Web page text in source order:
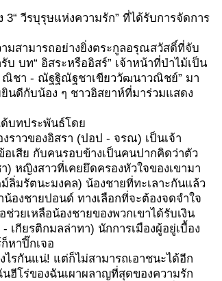
วีรบุรุษแห่งความรัก” ที่ได้รับการจัดการ
สามารถอย่างยิ่งตระกูลอรุณสวัสดิ์ที่จับ
บท“ อิสระหรืออิสร์” เจ้าหน้าที่ป่าไม้เป็น
ณิชา - ณัฐฐิณัฐชาเขียววัฒนาวณิชย์” มา
นดีกับน้อง ๆ ชาวอิสยาห์ที่มาร่วมแสดง
ด้บทประพันธ์โดย
ราวของอิสรา (ปอป - จรณ) เป็นเจ้า
เสีย กับคนรอบข้างเป็นคนปากคิดว่าตัว
หญิงสาวที่เคยยึดครองหัวใจของเขามา
ลิ่มรัตนะมงคล) น้องชายที่ทะเลาะกันแล้ว
องชายปอนด์ ทางเลือกที่จะต้องจดจำใจ
วยเหลือน้องชายของพวกเขาได้รับเงิน
เกียรติกมลล่าทา) นักการเมืองผู้อยู่เบื้อง
หาปิ๊กเจอ
ไรกันแน่! แต่ก็ไม่สามารถเอาชนะได้อีก
ฮีโร่ของฉันเผาผลาญที่สุดของความรัก